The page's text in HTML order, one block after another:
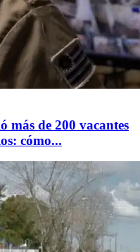
de 200 vacantes
cómo...